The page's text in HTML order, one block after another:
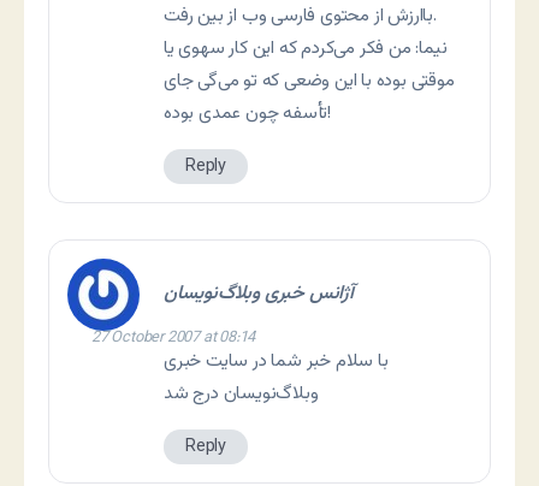
باارزش از محتوی فارسی وب از بین رفت.
نيما: من فکر می‌کردم که اين کار سهوی يا
موقتی بوده با اين وضعی که تو می‌گی جای
تأسفه چون عمدی بوده!
Reply
آژانس خبری وبلاگ‌نويسان
27 October 2007 at 08:14
با سلام خبر شما در سایت خبری
وبلاگ‌نویسان درج شد
Reply